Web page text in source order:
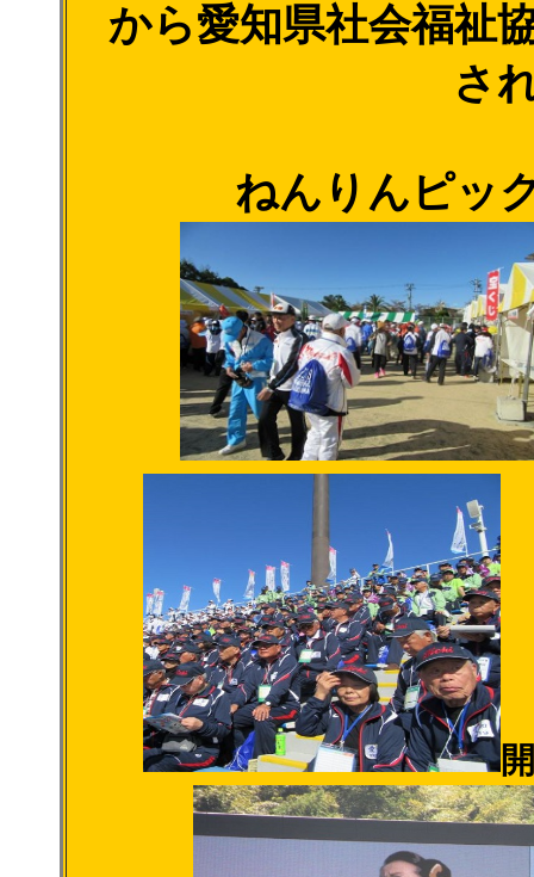
から愛知県社会福祉
さ
ねんりんピッ